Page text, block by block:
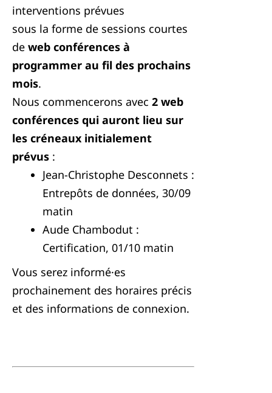
interventions prévues
sous la forme de sessions courtes
de web conférences à
programmer au fil des prochains
mois.
Nous commencerons avec 2 web
conférences qui auront lieu sur
les créneaux initialement
prévus :
Jean-Christophe Desconnets :
Entrepôts de données, 30/09
matin
Aude Chambodut :
Certification, 01/10 matin
Vous serez informé·es
prochainement des horaires précis
et des informations de connexion.